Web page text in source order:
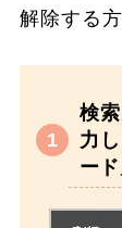
解除する
検
力
ー